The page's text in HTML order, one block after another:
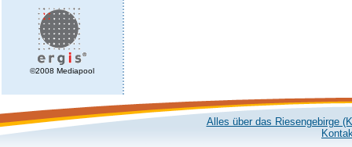
©2008 Mediapool
Alles über das Riesengebirge